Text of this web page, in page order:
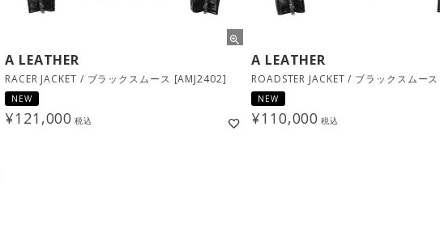
A LEATHER
RACER JACKET / ブラックスムース [AMJ2402]
NEW
¥121,000 税込
A LEATHER
NEW
¥110,000 税込